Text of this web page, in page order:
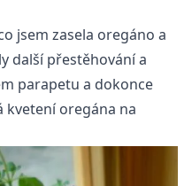
jsem zasela oregáno a
další přestěhování a
parapetu a dokonce
kvetení oregána na